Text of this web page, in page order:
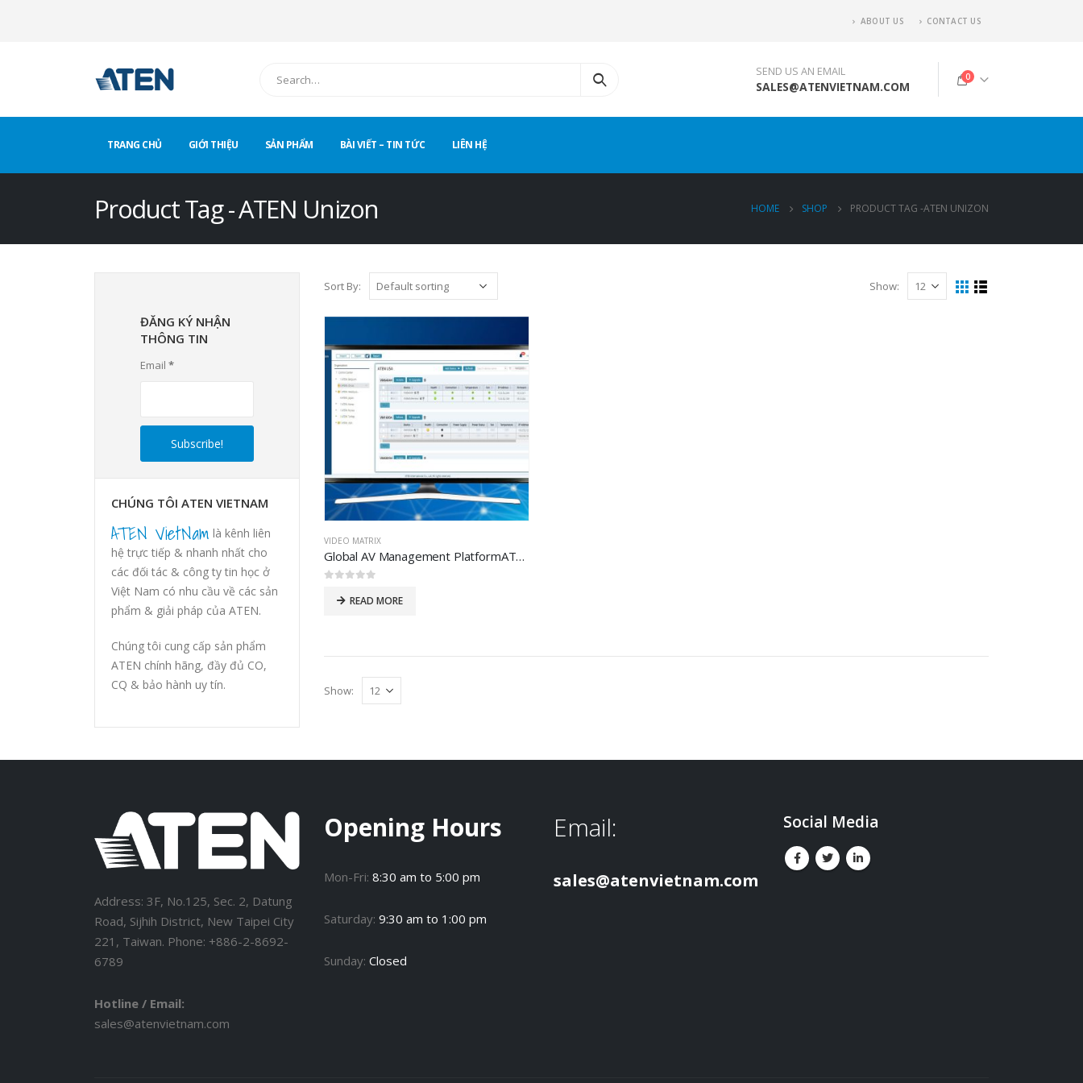
ABOUT US CONTACT US
SEND US AN EMAIL
SALES@ATENVIETNAM.COM
0
TRANG CHỦ GIỚI THIỆU SẢN PHẨM BÀI VIẾT – TIN TỨC LIÊN HỆ
Product Tag - ATEN Unizon HOME SHOP PRODUCT TAG -ATEN UNIZON
Sort By: Show:
VIDEO MATRIX
Global AV Management PlatformATEN Unizon
READ MORE
Show:
ĐĂNG KÝ NHẬN
THÔNG TIN
Email *
CHÚNG TÔI ATEN VIETNAM
ATEN VietNam là kênh liên
hệ trực tiếp & nhanh nhất cho
các đối tác & công ty tin học ở
Việt Nam có nhu cầu về các sản
phẩm & giải pháp của ATEN.
Chúng tôi cung cấp sản phẩm
ATEN chính hãng, đầy đủ CO,
CQ & bảo hành uy tín.
Address: 3F, No.125, Sec. 2, Datung
Road, Sijhih District, New Taipei City
221, Taiwan. Phone: +886-2-8692-
6789
Hotline / Email:
sales@atenvietnam.com
Opening Hours
Mon-Fri: 8:30 am to 5:00 pm
Saturday: 9:30 am to 1:00 pm
Sunday: Closed
Email:
sales@atenvietnam.com
Social Media